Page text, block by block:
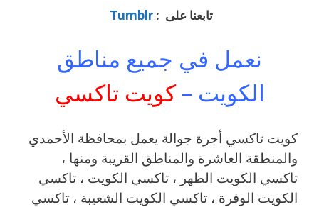
تابعنا على :Tumblr
نعمل في جميع مناطق
الكويت –كويت تاكسي
كويت تاكسي أجرة جوالة يعمل بمحافظة الأحمدي
والمنطقة العاشرة والمناطق القريبة ‎ومنها ،
تاكسي الكويت الظهر ، تاكسي الكويت ، تاكسي
الكويت الوفرة ، تاكسي الكويت الشعيبة ، تاكسي